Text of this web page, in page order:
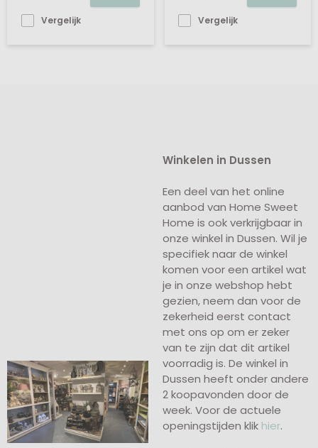
Vergelijk Vergelijk
Winkelen in Dussen
Een deel van het online
aanbod van Home Sweet
Home is ook verkrijgbaar in
onze winkel in Dussen. Wil je
specifiek naar de winkel
komen voor een artikel wat
je in onze webshop hebt
gezien, neem dan voor de
zekerheid eerst contact
met ons op om er zeker
van te zijn dat dit artikel
voorradig is. De winkel in
Dussen heeft onder andere
2 koopavonden door de
week. Voor de actuele
openingstijden klik hier.